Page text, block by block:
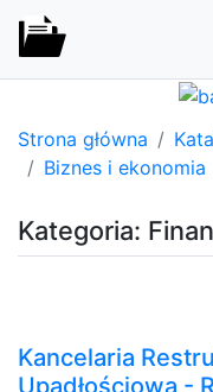
Strona główna
Biznes i ekonomia
Kategoria:
Kancelaria
Upadłościowa -